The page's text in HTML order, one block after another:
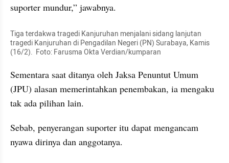
suporter mundur,” jawabnya.
Tiga terdakwa tragedi Kanjuruhan menjalani sidang lanjutan
tragedi Kanjuruhan di Pengadilan Negeri (PN) Surabaya, Kamis
(16/2).  Foto: Farusma Okta Verdian/kumparan
Sementara saat ditanya oleh Jaksa Penuntut Umum
(JPU) alasan memerintahkan penembakan, ia mengaku
tak ada pilihan lain.
Sebab, penyerangan suporter itu dapat mengancam
nyawa dirinya dan anggotanya.